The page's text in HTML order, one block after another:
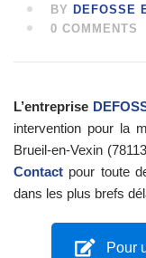
BY DEFOSSE
0 COMMENTS
L’entreprise
intervention pour la
Brueil-en-Vexin
Contact pour toute
dans les plus brefs
Pour